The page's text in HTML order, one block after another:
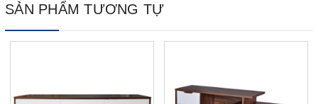
SẢN PHẨM TƯƠNG TỰ